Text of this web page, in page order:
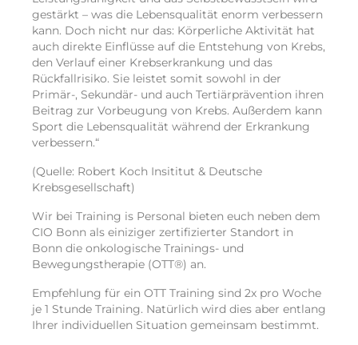
gestärkt – was die Lebensqualität enorm verbessern
kann. Doch nicht nur das: Körperliche Aktivität hat
auch direkte Einflüsse auf die Entstehung von Krebs,
den Verlauf einer Krebserkrankung und das
Rückfallrisiko. Sie leistet somit sowohl in der
Primär-, Sekundär- und auch Tertiärprävention ihren
Beitrag zur Vorbeugung von Krebs. Außerdem kann
Sport die Lebensqualität während der Erkrankung
verbessern.“
(Quelle: Robert Koch Insititut & Deutsche
Krebsgesellschaft)
Wir bei Training is Personal bieten euch neben dem
CIO Bonn als einiziger zertifizierter Standort in
Bonn die onkologische Trainings- und
Bewegungstherapie (OTT®) an.
Empfehlung für ein OTT Training sind 2x pro Woche
je 1 Stunde Training. Natürlich wird dies aber entlang
Ihrer individuellen Situation gemeinsam bestimmt.